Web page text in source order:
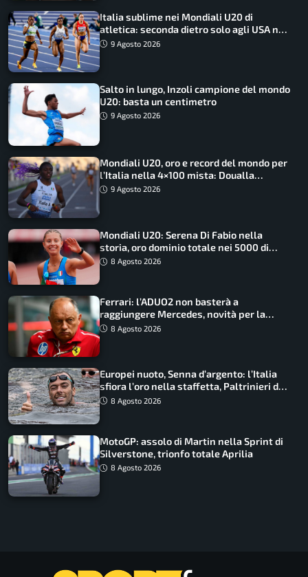
Italia sublime nei Mondiali U20 di
atletica: seconda dietro solo agli USA nel
medagliere
9 Agosto 2026
Salto in lungo, Inzoli campione del mondo
U20: basta un centimetro
9 Agosto 2026
Mondiali U20, oro e record del mondo per
l’Italia nella 4×100 mista: Doualla
straordinaria
9 Agosto 2026
Mondiali U20: Serena Di Fabio nella
storia, oro dominio totale nei 5000 di
marcia
8 Agosto 2026
Ferrari: l’ADUO2 non basterà a
raggiungere Mercedes, novità per la
Macarena
8 Agosto 2026
Europei nuoto, Senna d’argento: l’Italia
sfiora l’oro nella staffetta, Paltrinieri da
urlo, il bilancio azzurro
8 Agosto 2026
MotoGP: assolo di Martin nella Sprint di
Silverstone, trionfo totale Aprilia
8 Agosto 2026